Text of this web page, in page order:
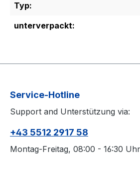
Typ:
unterverpackt:
Service-Hotline
Support and Unterstützung via:
+43 5512 2917 58
Montag-Freitag, 08:00 - 16:30 Uhr